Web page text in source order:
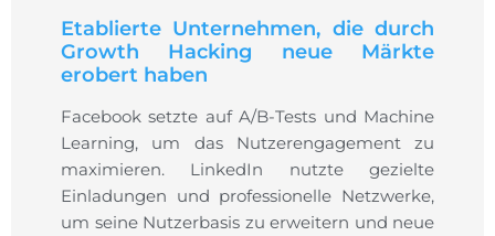
Etablierte Unternehmen, die durch
Growth Hacking neue Märkte
erobert haben
Facebook setzte auf A/B-Tests und Machine
Learning, um das Nutzerengagement zu
maximieren. LinkedIn nutzte gezielte
Einladungen und professionelle Netzwerke,
um seine Nutzerbasis zu erweitern und neue